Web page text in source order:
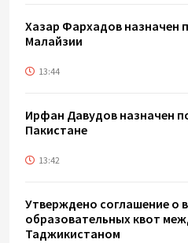
Хазар Фархадов назначен
Малайзии
13:44
Ирфан Давудов назначен
Пакистане
13:42
Утверждено соглашение о
образовательных квот
Таджикистаном